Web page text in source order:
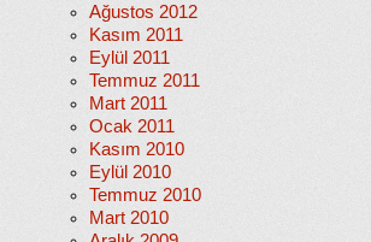
Ağustos 2012
Kasım 2011
Eylül 2011
Temmuz 2011
Mart 2011
Ocak 2011
Kasım 2010
Eylül 2010
Temmuz 2010
Mart 2010